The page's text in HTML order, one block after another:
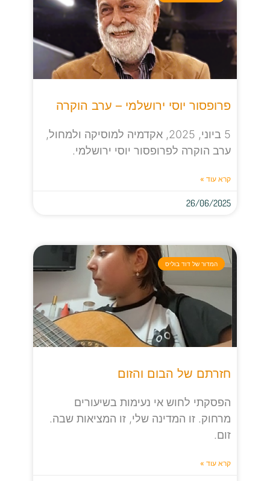
פרופסור יוסי ירושלמי – ערב הוקרה
5 ביוני, 2025, אקדמיה למוסיקה ולמחול,
ערב הוקרה לפרופסור יוסי ירושלמי.
קרא עוד »
26/06/2025
המדור של דוד בוליס
חזרתם של הבום והזום
הפסקתי לחוש אי נעימות בשיעורים
מרחוק. זו המדינה שלי, זו המציאות שבה.
זום.
קרא עוד »